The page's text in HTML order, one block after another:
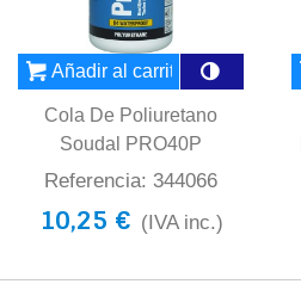
Añadir al carrito
Cola De Poliuretano
Soudal PRO40P
Referencia: 344066
10,25 € (IVA inc.)